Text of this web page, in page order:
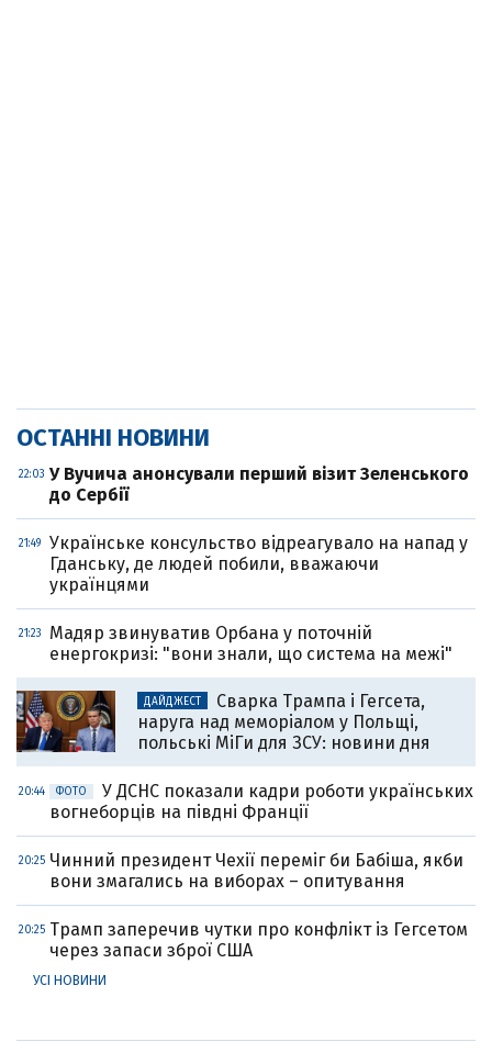
ОСТАННІ НОВИНИ
22:03 У Вучича анонсували перший візит Зеленського
до Сербії
21:49
Українське консульство відреагувало на напад у
Гданську, де людей побили, вважаючи
українцями
21:23
Мадяр звинуватив Орбана у поточній
енергокризі: "вони знали, що система на межі"
ДАЙДЖЕСТ
Сварка Трампа і Гегсета,
наруга над меморіалом у Польщі,
польські МіГи для ЗСУ: новини дня
20:44 ФОТО
У ДСНС показали кадри роботи українських
вогнеборців на півдні Франції
20:25 Чинний президент Чехії переміг би Бабіша, якби
вони змагались на виборах – опитування
20:25 Трамп заперечив чутки про конфлікт із Гегсетом
через запаси зброї США
УСІ НОВИНИ